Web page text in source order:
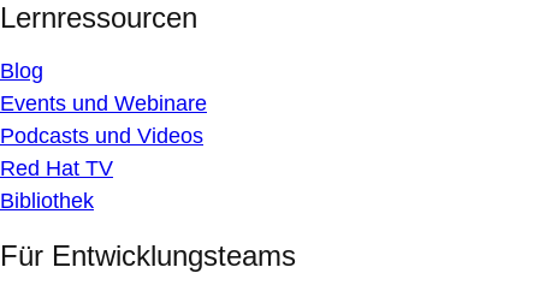
Lernressourcen
Blog
Events und Webinare
Podcasts und Videos
Red Hat TV
Bibliothek
Für Entwicklungsteams